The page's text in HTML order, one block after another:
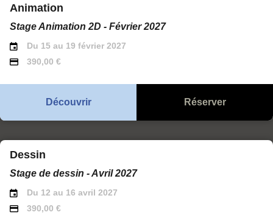
Animation
Stage Animation 2D - Février 2027
Du 15 au 19 février 2027
390,00 €
Découvrir Réserver
Dessin
Stage de dessin - Avril 2027
Du 12 au 16 avril 2027
390,00 €